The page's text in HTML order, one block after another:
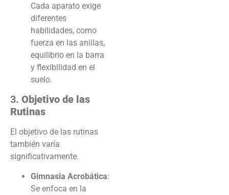
Cada aparato exige
diferentes
habilidades, como
fuerza en las anillas,
equilibrio en la barra
y flexibilidad en el
suelo.
3. Objetivo de las
Rutinas
El objetivo de las rutinas
también varía
significativamente.
Gimnasia Acrobática:
Se enfoca en la